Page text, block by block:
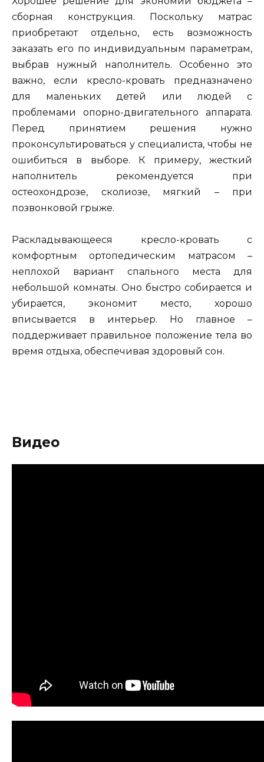
сборная конструкция. Поскольку матрас
приобретают отдельно, есть возможность
заказать его по индивидуальным параметрам,
выбрав нужный наполнитель. Особенно это
важно, если кресло-кровать предназначено
для маленьких детей или людей с
проблемами опорно-двигательного аппарата.
Перед принятием решения нужно
проконсультироваться у специалиста, чтобы не
ошибиться в выборе. К примеру, жесткий
наполнитель рекомендуется при
остеохондрозе, сколиозе, мягкий – при
позвонковой грыже.
Раскладывающееся кресло-кровать с
комфортным ортопедическим матрасом –
неплохой вариант спального места для
небольшой комнаты. Оно быстро собирается и
убирается, экономит место, хорошо
вписывается в интерьер. Но главное –
поддерживает правильное положение тела во
время отдыха, обеспечивая здоровый сон.
Видео